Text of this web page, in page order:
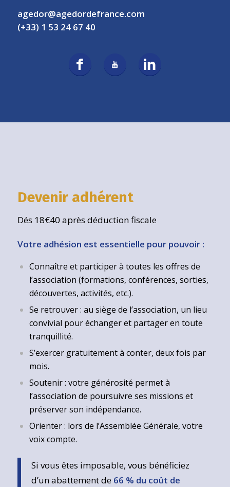
agedor@agedordefrance.com
(+33) 1 53 24 67 40
Devenir adhérent
Dés 18€40 après déduction fiscale
Votre adhésion est essentielle pour pouvoir :
Connaître et participer à toutes les offres de
l’association (formations, conférences, sorties,
découvertes, activités, etc.).
Se retrouver : au siège de l’association, un lieu
convivial pour échanger et partager en toute
tranquillité.
S’exercer gratuitement à conter, deux fois par
mois.
Soutenir : votre générosité permet à
l’association de poursuivre ses missions et
préserver son indépendance.
Orienter : lors de l’Assemblée Générale, votre
voix compte.
Si vous êtes imposable, vous bénéficiez
d’un abattement de 66 % du coût de